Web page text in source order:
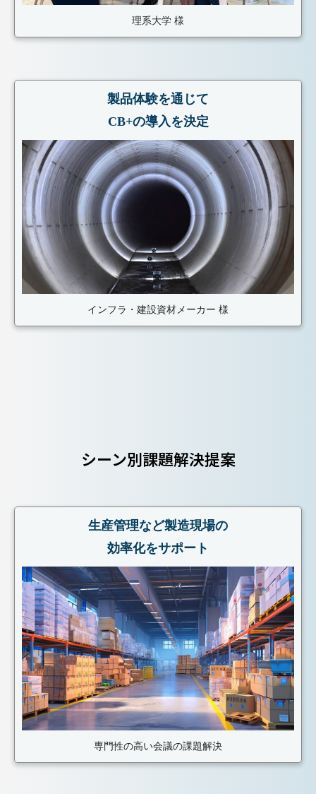
理系大学 様
製品体験を通じて
CB+の導入を決定
インフラ・建設資材メーカー 様
シーン別課題解決提案
生産管理など製造現場の
効率化をサポート
専門性の高い会議の課題解決